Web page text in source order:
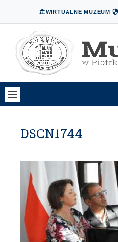
WIRTUALNE MUZEUM|
DSCN1744